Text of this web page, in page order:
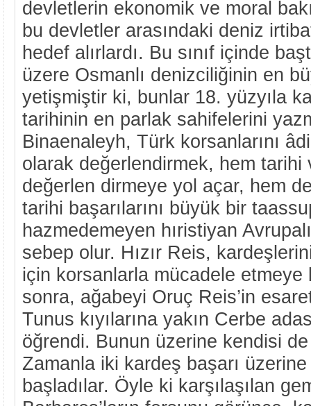
devletlerin ekonomik ve moral
bu devletler arasındaki deniz
hedef alırlardı. Bu sınıf içinde
üzere Osmanlı denizciliğinin en
yetişmiştir ki, bunlar 18. yüzyıla
tarihinin en parlak sahifelerini
Binaenaleyh, Türk korsanlarını
olarak değerlendirmek, hem tarihi
değerlen dirmeye yol açar, hem
tarihi başarılarını büyük bir
hazmedemeyen hıristiyan
sebep olur. Hızır Reis,
için korsanlarla mücadele etmeye
sonra, ağabeyi Oruç Reis’in
Tunus kıyılarına yakın Cerbe
öğrendi. Bunun üzerine kendisi
Zamanla iki kardeş başarı
başladılar. Öyle ki karşılaşılan